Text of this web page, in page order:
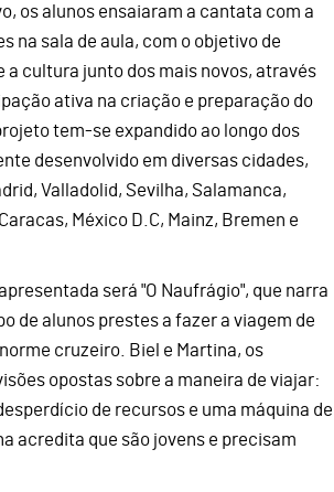
os alunos ensaiaram a cantata com a
na sala de aula, com o objetivo de
a cultura junto dos mais novos, através
ativa na criação e preparação do
tem-se expandido ao longo dos
desenvolvido em diversas cidades,
Valladolid, Sevilha, Salamanca,
México D.C, Mainz, Bremen e
será "O Naufrágio", que narra
de alunos prestes a fazer a viagem de
cruzeiro. Biel e Martina, os
opostas sobre a maneira de viajar:
de recursos e uma máquina de
acredita que são jovens e precisam